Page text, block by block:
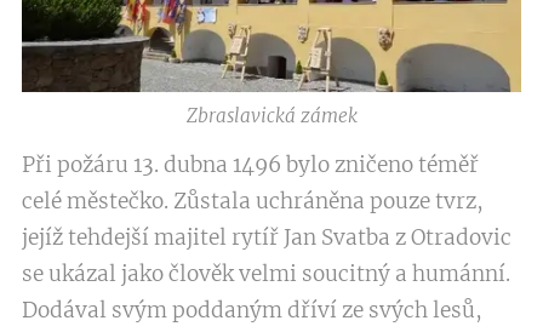
Zbraslavická zámek
Při požáru 13. dubna 1496 bylo zničeno téměř
celé městečko. Zůstala uchráněna pouze tvrz,
jejíž tehdejší majitel rytíř Jan Svatba z Otradovic
se ukázal jako člověk velmi soucitný a humánní.
Dodával svým poddaným dříví ze svých lesů,